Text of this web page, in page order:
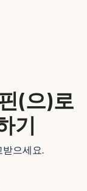
(으)로
기
받으세요.